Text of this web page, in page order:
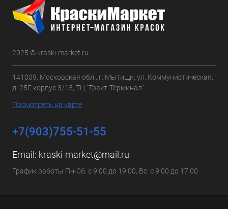
2025 © kraski-market.ru
141009, Московская обл., г. Мытищи, ул. Коммунистическая,
д. 25Г, корпус 3/15, ТЦ "Тракт-Терминал"
Посмотреть на карте
+7(903)755-51-55
Email: kraski-market@mail.ru
График работы Пн-Сб: с 9:00 до 19:00, Вс: с 9:00 до 17:00